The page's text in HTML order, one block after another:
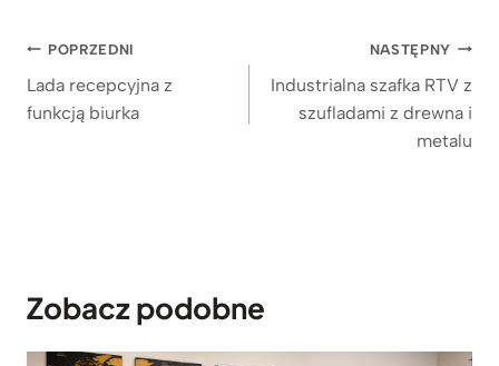
Nawigacja
wpisu
POPRZEDNI
Lada recepcyjna z
funkcją biurka
NASTĘPNY
Industrialna szafka RTV z
szufladami z drewna i
metalu
Zobacz podobne